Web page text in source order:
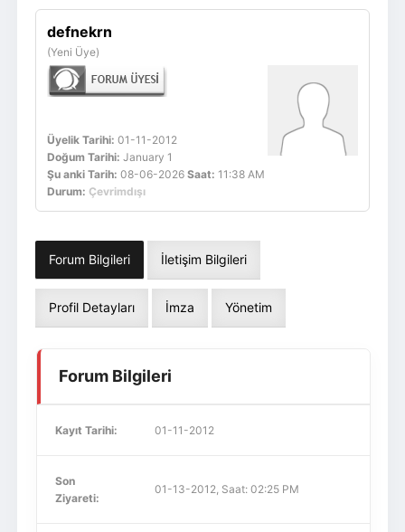
defnekrn
(Yeni Üye)
Üyelik Tarihi: 01-11-2012
Doğum Tarihi: January 1
Şu anki Tarih: 08-06-2026 Saat: 11:38 AM
Durum: Çevrimdışı
Forum Bilgileri İletişim Bilgileri
Profil Detayları İmza Yönetim
Forum Bilgileri
Kayıt Tarihi: 01-11-2012
Son
Ziyareti:
01-13-2012, Saat: 02:25 PM